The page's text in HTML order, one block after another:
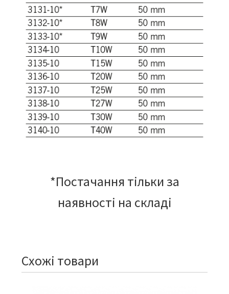
*Постачання тільки за
наявності на складі
Схожі товари